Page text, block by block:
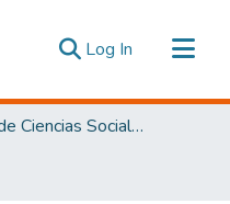
Log In (current)
Facultad de Ciencias Sociales y Humanas